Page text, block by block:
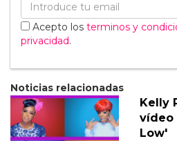
Acepto los terminos y
privacidad.
Noticias relacionadas
Kelly
vídeo
Low'